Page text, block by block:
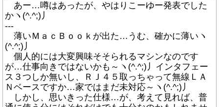
あー…噂はあったが、やはりこーゆー発表でした
かヽ(^.^;)丿
---
薄いＭａｃＢｏｏｋが出た…うむ、確かに薄いヽ
(^.^;)丿
個人的には大変興味そそられるマシンなのです
が…仕事向きではないかも～ヽ(^.^;)丿インタフェー
ス３つしか無いし、ＲＪ４５取っちゃって無線ＬＡ
Ｎベースですか…家ではまだ未対応～ヽ(^.^;)丿
しかし、思いきった仕様…が、考えて見れば、普